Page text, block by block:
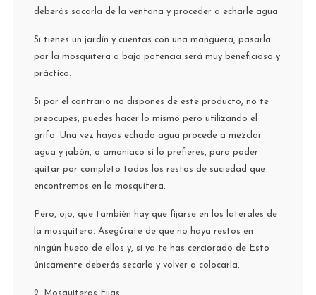
deberás sacarla de la ventana y proceder a echarle agua.
Si tienes un jardín y cuentas con una manguera, pasarla
por la mosquitera a baja potencia será muy beneficioso y
práctico.
Si por el contrario no dispones de este producto, no te
preocupes, puedes hacer lo mismo pero utilizando el
grifo. Una vez hayas echado agua procede a mezclar
agua y jabón, o amoniaco si lo prefieres, para poder
quitar por completo todos los restos de suciedad que
encontremos en la mosquitera.
Pero, ojo, que también hay que fijarse en los laterales de
la mosquitera. Asegúrate de que no haya restos en
ningún hueco de ellos y, si ya te has cerciorado de Esto
únicamente deberás secarla y volver a colocarla.
2. Mosquiteras Fijas.